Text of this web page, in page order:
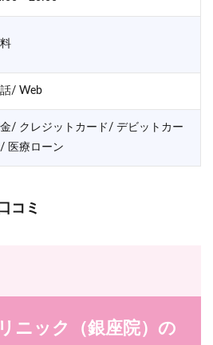
/ Web
/ クレジットカード/ デビットカー
/ 医療ローン
コミ
ニック（銀座院）の